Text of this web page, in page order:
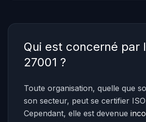
Qui est concerné par
27001 ?
Toute organisation, quelle que
son secteur, peut se certifier
Cependant, elle est devenue